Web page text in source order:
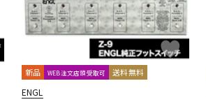
新品 WEB注文店頭受取可 送料無料
ENGL